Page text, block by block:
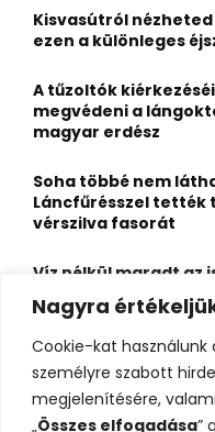
Nagyra
Cookie-kat használunk
személyre szabott
megjelenítésére,
„Összes elfogadása”
o
r
Kisvasútról
ezen a különleges
A tűzoltók
megvédeni a
magyar erdész
Soha többé nem
Láncfűrésszel tették
vérszilva fasorát
Víz nélkül maradt az
egy kiránduló a
hegységben
Felbecsülhetetlen
leletegyüttes került